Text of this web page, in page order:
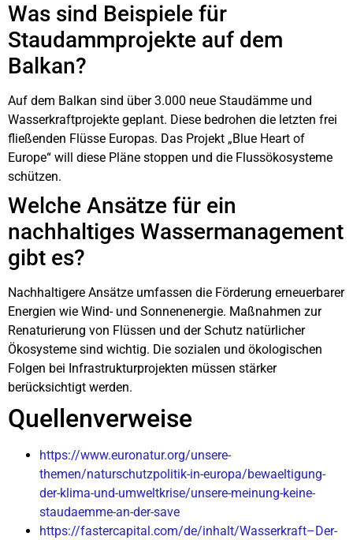
Was sind Beispiele für
Staudammprojekte auf dem
Balkan?
Auf dem Balkan sind über 3.000 neue Staudämme und
Wasserkraftprojekte geplant. Diese bedrohen die letzten frei
fließenden Flüsse Europas. Das Projekt „Blue Heart of
Europe“ will diese Pläne stoppen und die Flussökosysteme
schützen.
Welche Ansätze für ein
nachhaltiges Wassermanagement
gibt es?
Nachhaltigere Ansätze umfassen die Förderung erneuerbarer
Energien wie Wind- und Sonnenenergie. Maßnahmen zur
Renaturierung von Flüssen und der Schutz natürlicher
Ökosysteme sind wichtig. Die sozialen und ökologischen
Folgen bei Infrastrukturprojekten müssen stärker
berücksichtigt werden.
Quellenverweise
https://www.euronatur.org/unsere-
themen/naturschutzpolitik-in-europa/bewaeltigung-
der-klima-und-umweltkrise/unsere-meinung-keine-
staudaemme-an-der-save
https://fastercapital.com/de/inhalt/Wasserkraft–Der-